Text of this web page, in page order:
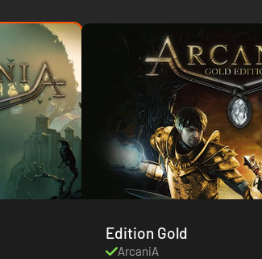
Edition Gold
ArcaniA